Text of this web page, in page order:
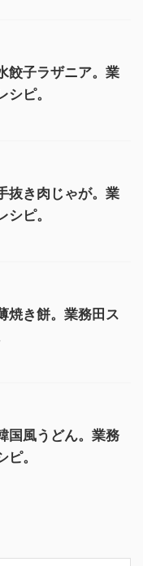
餃子ラザニア。業
ピ。
抜き肉じゃが。業
ピ。
焼き餅。業務田ス
国風うどん。業務
。